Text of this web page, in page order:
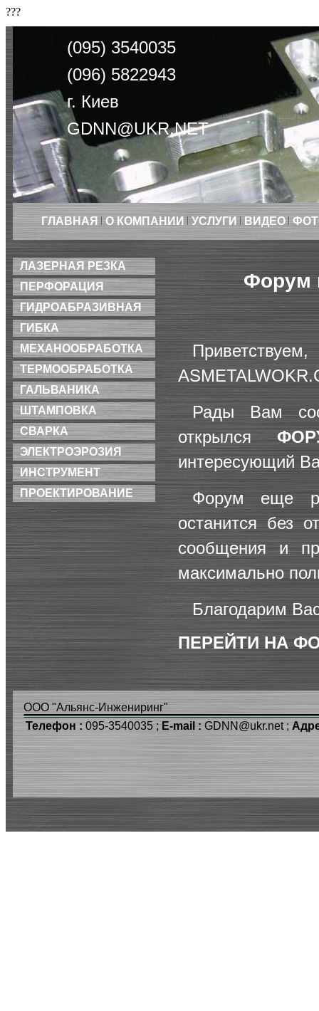
???
(095) 3540035
(096) 5822943
г. Киев
GDNN@UKR.NET
ГЛАВНАЯ О КОМПАНИИ УСЛУГИ ВИДЕО
ЛАЗЕРНАЯ РЕЗКА
ПЕРФОРАЦИЯ
ГИДРОАБРАЗИВНАЯ
ГИБКА
МЕХАНООБРАБОТКА
ТЕРМООБРАБОТКА
ГАЛЬВАНИКА
ШТАМПОВКА
СВАРКА
ЭЛЕКТРОЭРОЗИЯ
ИНСТРУМЕНТ
ПРОЕКТИРОВАНИЕ
Форум
Рады Вам
открылся
интересующий
Форум еще
останится без
сообщения и
максимально
Благодарим
ПЕРЕЙТИ НА
ООО "Альянс-Инжениринг"
Телефон : 095-3540035 ; E-mail : GDNN@ukr.net ;